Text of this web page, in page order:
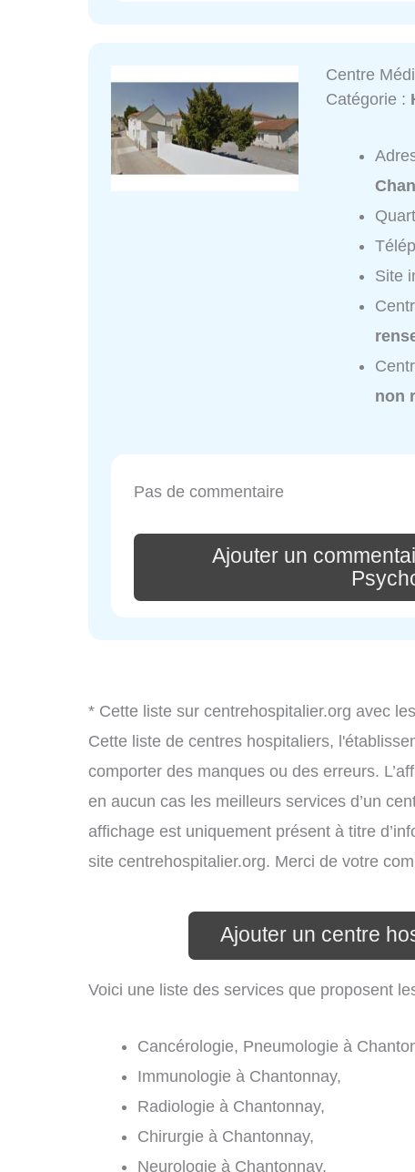
Centre
Catégorie :
Site
non
Pas de commentaire
Ajouter un
* Cette liste sur centrehospitalier.org avec
Cette liste de centres hospitaliers,
comporter des manques ou des erreurs.
en aucun cas les meilleurs services d’un
affichage est uniquement présent à titre
site centrehospitalier.org. Merci de votre
Ajouter un centre
Voici une liste des services que proposent
Cancérologie, Pneumologie à
Immunologie à Chantonnay,
Radiologie à Chantonnay,
Chirurgie à Chantonnay,
Neurologie à Chantonnay,